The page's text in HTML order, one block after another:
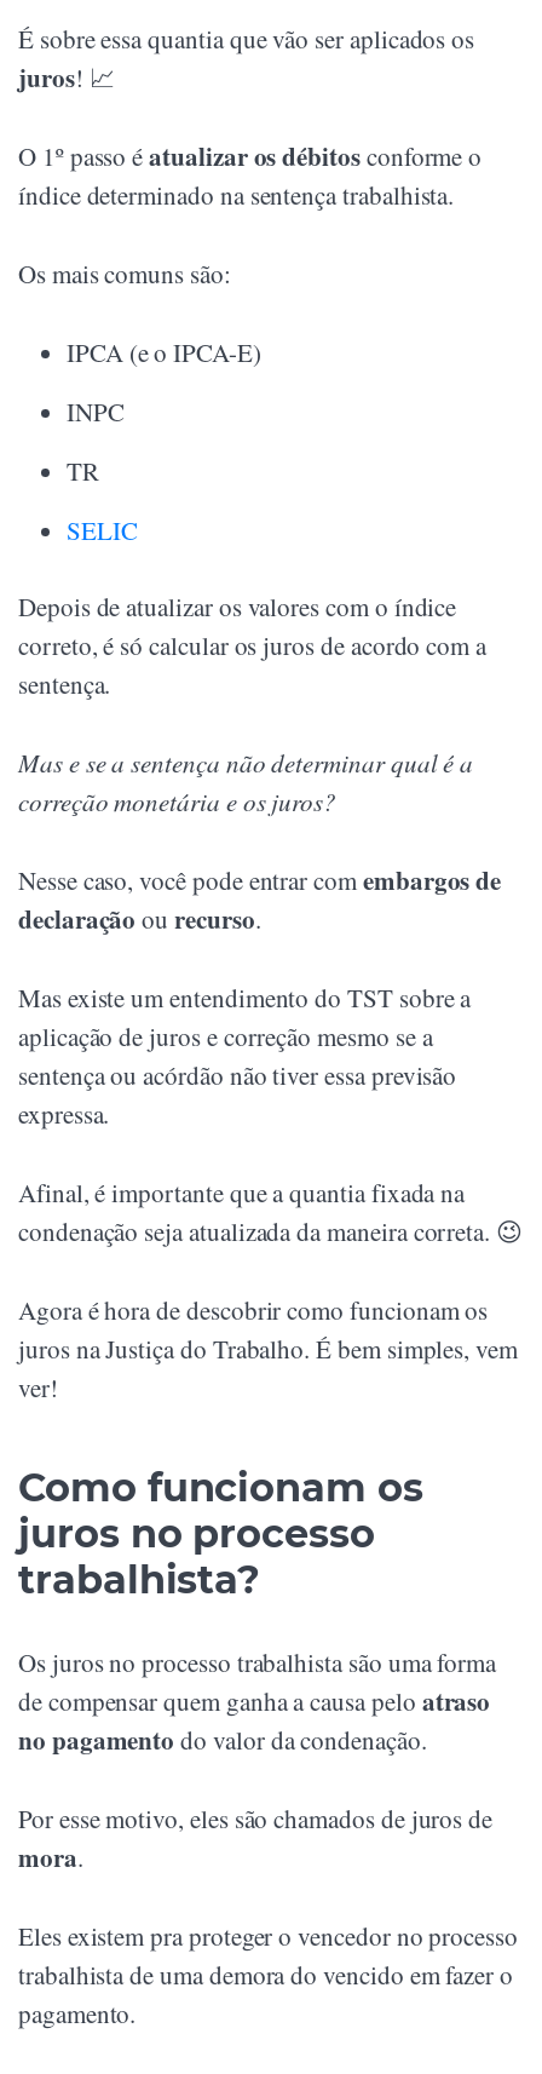
É sobre essa quantia que vão ser aplicados os
juros! 📈
O 1º passo éatualizar os débitosconforme o
índice determinado na sentença trabalhista.
Os mais comuns são:
IPCA (e o IPCA-E)
INPC
TR
SELIC
Depois de atualizar os valores com o índice
correto, é só calcular os juros de acordo com a
sentença.
Mas e se a sentença não determinar qual é a
correção monetária e os juros?
Nesse caso, você pode entrar comembargos de
declaração ourecurso.
Mas existe um entendimento do TST sobre a
aplicação de juros e correção mesmo se a
sentença ou acórdão não tiver essa previsão
expressa.
Afinal, é importante que a quantia fixada na
condenação seja atualizada da maneira correta. 😉
Agora é hora de descobrir como funcionam os
juros na Justiça do Trabalho. É bem simples, vem
ver!
Como funcionam os
juros no processo
trabalhista?
Os juros no processo trabalhista são uma forma
de compensar quem ganha a causa pelo atraso
no pagamento do valor da condenação.
Por esse motivo, eles são chamados de juros de
mora.
Eles existem pra proteger o vencedor no processo
trabalhista de uma demora do vencido em fazer o
pagamento.